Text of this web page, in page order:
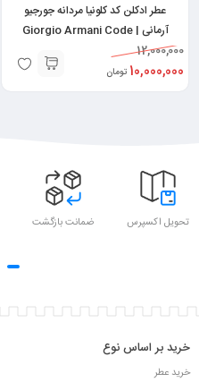
عطر ادکلن کد کلونیا مردانه جورجیو
آرمانی | Giorgio Armani Code
12,000,000
10,000,000 تومان
تحویل اکسپرس ضمانت بازگشت
خرید بر اساس نوع
خرید عطر